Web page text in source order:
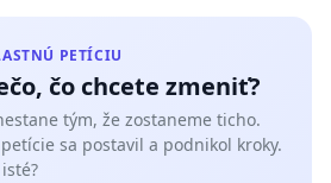
PETÍCIU
čo chcete zmeniť?
tým, že zostaneme ticho.
sa postavil a podnikol kroky.